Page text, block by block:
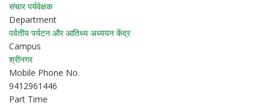
संचार पर्यवेक्षक
Department
पर्वतीय पर्यटन और आतिथ्य अध्ययन केंद्र
Campus
श्रीनगर
Mobile Phone No.
9412961446
Part Time